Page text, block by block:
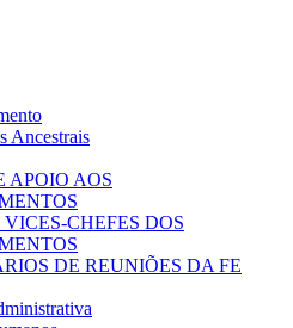
Ancestrais
APOIO AOS
VICES-CHEFES DOS
DE REUNIÕES DA FE